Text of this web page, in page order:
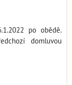
po obědě.
domluvou